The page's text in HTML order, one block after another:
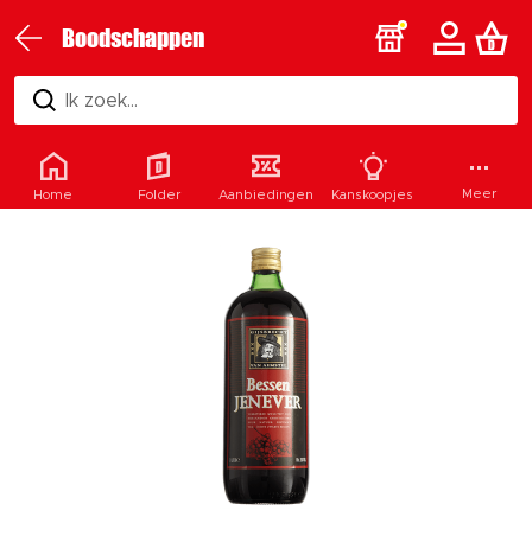
Boodschappen
Ik zoek...
Home Folder Aanbiedingen Kanskoopjes Meer